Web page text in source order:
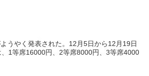
うやく発表された。12月5日から12月19日
1等席16000円、2等席8000円、3等席4000